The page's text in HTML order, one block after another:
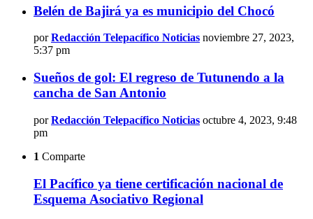
Belén de Bajirá ya es municipio del Chocó
por Redacción Telepacífico Noticias noviembre 27, 2023,
5:37 pm
Sueños de gol: El regreso de Tutunendo a la
cancha de San Antonio
por Redacción Telepacífico Noticias octubre 4, 2023, 9:48
pm
1 Comparte
El Pacífico ya tiene certificación nacional de
Esquema Asociativo Regional